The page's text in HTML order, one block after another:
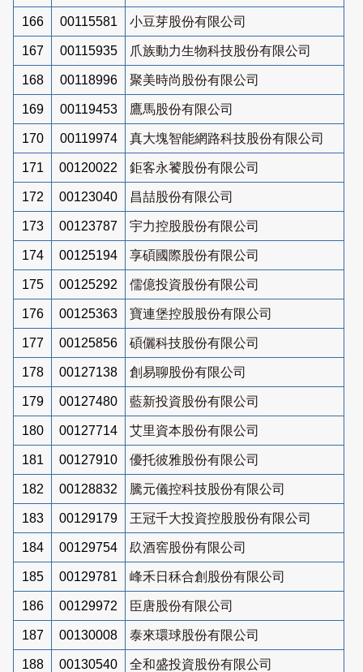
166 00115581 小豆芽股份有限公司
167 00115935 爪族動力生物科技股份有限公司
168 00118996 聚美時尚股份有限公司
169 00119453 鷹馬股份有限公司
170 00119974 真大塊智能網路科技股份有限公司
171 00120022 鉅客永饕股份有限公司
172 00123040 昌喆股份有限公司
173 00123787 宇力控股股份有限公司
174 00125194 享碩國際股份有限公司
175 00125292 儒億投資股份有限公司
176 00125363 寶連堡控股股份有限公司
177 00125856 碩儷科技股份有限公司
178 00127138 創易聊股份有限公司
179 00127480 藍新投資股份有限公司
180 00127714 艾里資本股份有限公司
181 00127910 優托彼雅股份有限公司
182 00128832 騰元儀控科技股份有限公司
183 00129179 王冠千大投資控股股份有限公司
184 00129754 镹酒窖股份有限公司
185 00129781 峰禾日秝合創股份有限公司
186 00129972 臣唐股份有限公司
187 00130008 泰來環球股份有限公司
188 00130540 全和盛投資股份有限公司